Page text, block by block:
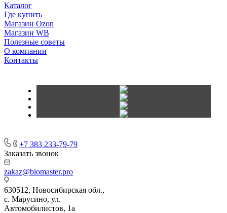
Каталог
Где купить
Магазин Ozon
Магазин WB
Полезные советы
О компании
Контакты
+7 383 233-79-79
Заказать звонок
zakaz@biomaster.pro
630512, Новосибирская обл.,
с. Марусино, ул.
Автомобилистов, 1а